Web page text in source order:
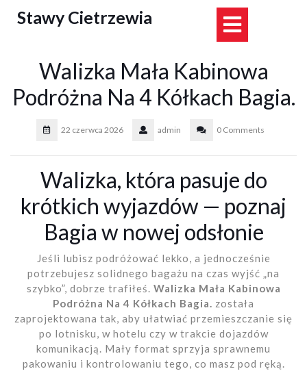
Stawy Cietrzewia
Walizka Mała Kabinowa
Podróżna Na 4 Kółkach Bagia.
22 czerwca 2026 admin 0 Comments
Walizka, która pasuje do
krótkich wyjazdów — poznaj
Bagia w nowej odsłonie
Jeśli lubisz podróżować lekko, a jednocześnie
potrzebujesz solidnego bagażu na czas wyjść „na
szybko”, dobrze trafiłeś. Walizka Mała Kabinowa
Podróżna Na 4 Kółkach Bagia.
została
zaprojektowana tak, aby ułatwiać przemieszczanie się
po lotnisku, w hotelu czy w trakcie dojazdów
komunikacją. Mały format sprzyja sprawnemu
pakowaniu i kontrolowaniu tego, co masz pod ręką.